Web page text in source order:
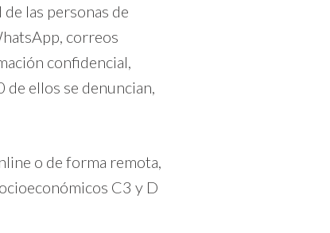
las personas de
correos
confidencial,
de ellos se denuncian,
o de forma remota,
C3 y D